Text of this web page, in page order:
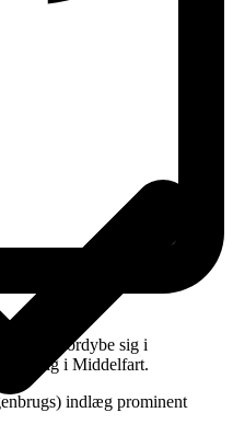
og fordybe sig i
Nemlig i Middelfart.
indlæg prominent